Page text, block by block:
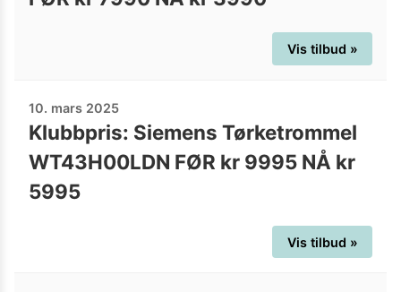
Vis tilbud »
10. mars 2025
Klubbpris: Siemens Tørketrommel
WT43H00LDN FØR kr 9995 NÅ kr
5995
Vis tilbud »